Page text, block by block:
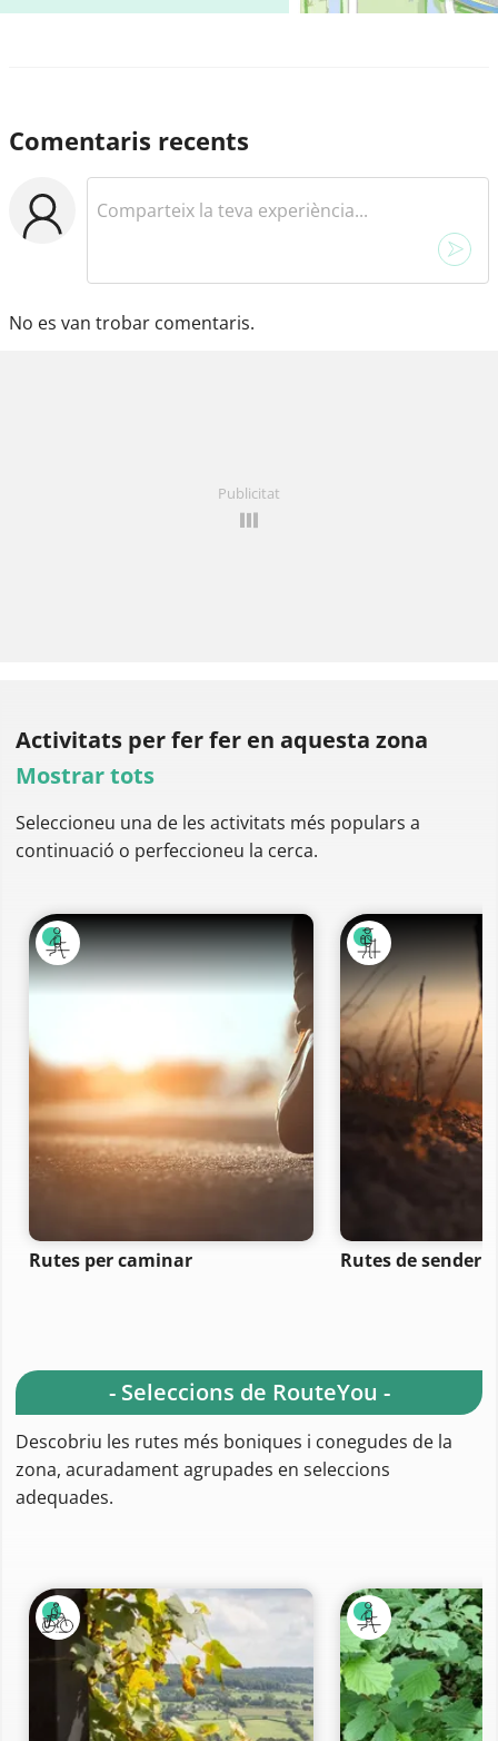
Comentaris recents
No es van trobar comentaris.
Publicitat
Activitats per ferfer en aquesta zona
Mostrar tots
Seleccioneu una de les activitats més populars a
continuació o perfeccioneu la cerca.
Rutes per caminar Rutes de
- Seleccions de RouteYou -
Descobriu les rutes més boniques i conegudes de la
zona, acuradament agrupades en seleccions
adequades.